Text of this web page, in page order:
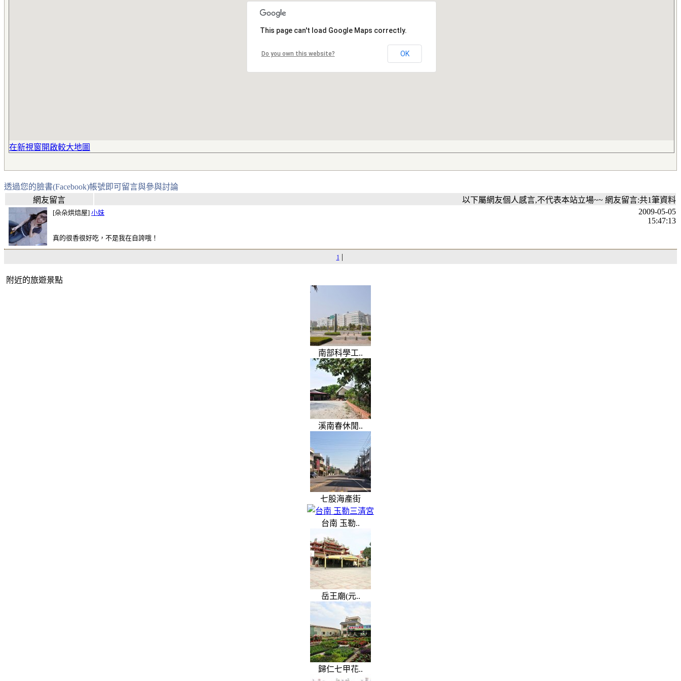
This page can't load Google Maps correctly.
Do you own this website? OK
在新視窗開啟較大地圖
透過您的臉書(Facebook)帳號即可留言與參與討論
網友留言
以下屬網友個人感言,不代表本站立場~~ 網友留言:共1筆資料
[朵朵烘焙屋] 小妹
2009-05-05
15:47:13
真的很香很好吃，不是我在自誇哦！
1 |
附近的旅遊景點
南部科學工..
溪南春休閒..
七股海產街
台南 玉勒..
岳王廟(元..
歸仁七甲花..